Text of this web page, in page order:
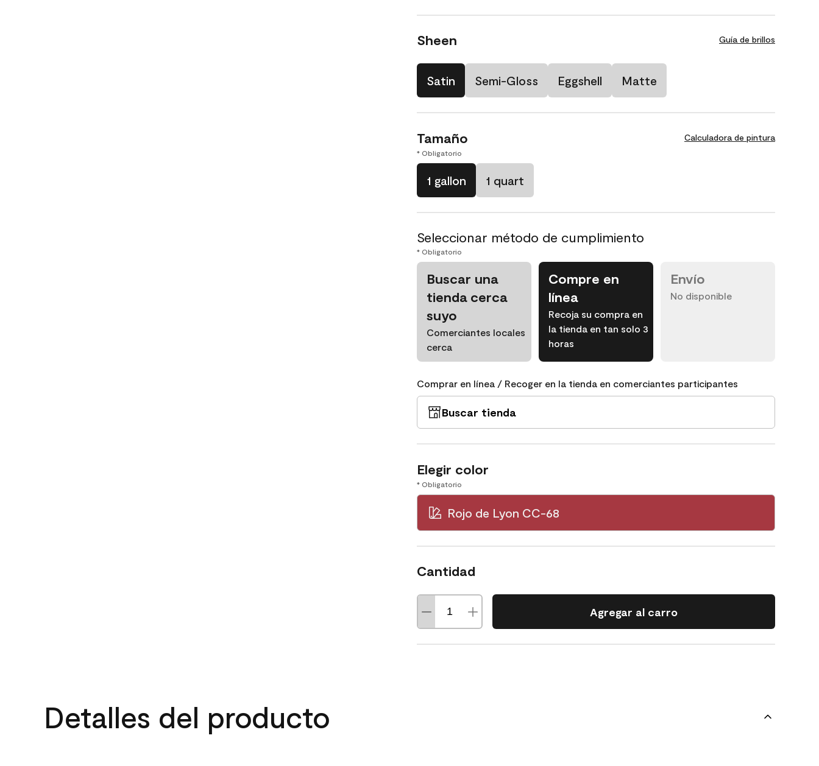
Sheen Guía de brillos
Satin Semi-Gloss Eggshell Matte
Tamaño Calculadora de pintura
* Obligatorio
1 gallon 1 quart
Seleccionar método de cumplimiento
* Obligatorio
Buscar una
tienda cerca
suyo
Comerciantes locales
cerca
Compre en
línea
Recoja su compra en
la tienda en tan solo 3
horas
Envío
No disponible
Comprar en línea / Recoger en la tienda en comerciantes participantes
Buscar tienda
Elegir color
* Obligatorio
Rojo de Lyon CC-68
Cantidad
Agregar al carro
Detalles del producto